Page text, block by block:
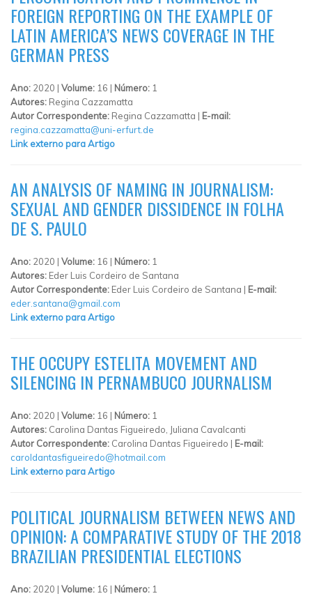
FOREIGN REPORTING ON THE EXAMPLE OF
LATIN AMERICA’S NEWS COVERAGE IN THE
GERMAN PRESS
Ano: 2020 | Volume: 16 | Número: 1
Autores: Regina Cazzamatta
Autor Correspondente: Regina Cazzamatta | E-mail:
regina.cazzamatta@uni-erfurt.de
Link externo para Artigo
AN ANALYSIS OF NAMING IN JOURNALISM:
SEXUAL AND GENDER DISSIDENCE IN FOLHA
DE S. PAULO
Ano: 2020 | Volume: 16 | Número: 1
Autores: Eder Luis Cordeiro de Santana
Autor Correspondente: Eder Luis Cordeiro de Santana | E-mail:
eder.santana@gmail.com
Link externo para Artigo
THE OCCUPY ESTELITA MOVEMENT AND
SILENCING IN PERNAMBUCO JOURNALISM
Ano: 2020 | Volume: 16 | Número: 1
Autores: Carolina Dantas Figueiredo, Juliana Cavalcanti
Autor Correspondente: Carolina Dantas Figueiredo | E-mail:
caroldantasfigueiredo@hotmail.com
Link externo para Artigo
POLITICAL JOURNALISM BETWEEN NEWS AND
OPINION: A COMPARATIVE STUDY OF THE 2018
BRAZILIAN PRESIDENTIAL ELECTIONS
Ano: 2020 | Volume: 16 | Número: 1